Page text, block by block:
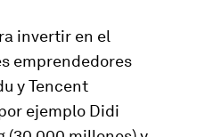
invertir en el
emprendedores
y Tencent
ejemplo Didi